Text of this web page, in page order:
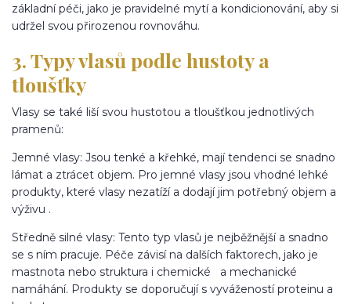
základní péči, jako je pravidelné mytí a kondicionování, aby si
udržel svou přirozenou rovnováhu.
3. Typy vlasů podle hustoty a
tloušťky
Vlasy se také liší svou hustotou a tloušťkou jednotlivých
pramenů:
Jemné vlasy: Jsou tenké a křehké, mají tendenci se snadno
lámat a ztrácet objem. Pro jemné vlasy jsou vhodné lehké
produkty, které vlasy nezatíží a dodají jim potřebný objem a
výživu .
Středně silné vlasy: Tento typ vlasů je nejběžnější a snadno
se s ním pracuje. Péče závisí na dalších faktorech, jako je
mastnota nebo struktura i chemické a mechanické
namáhání. Produkty se doporučují s vyvážeností proteinu a